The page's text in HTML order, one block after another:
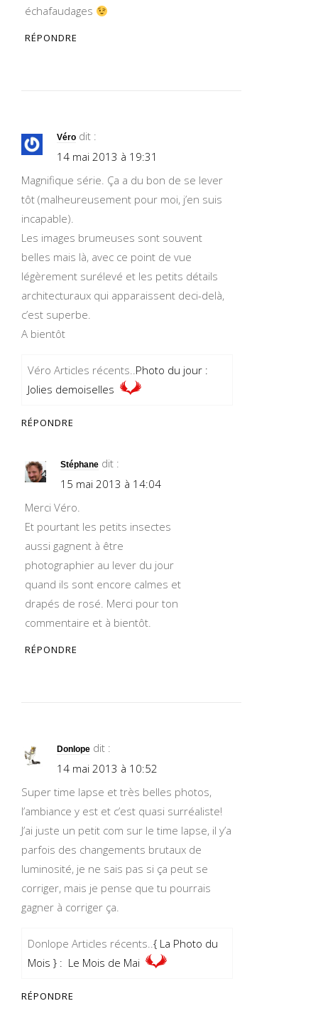
échafaudages
RÉPONDRE
Véro dit :
14 mai 2013 à 19:31
Magnifique série. Ça a du bon de se lever
tôt (malheureusement pour moi, j’en suis
incapable).
Les images brumeuses sont souvent
belles mais là, avec ce point de vue
légèrement surélevé et les petits détails
architecturaux qui apparaissent deci-delà,
c’est superbe.
A bientôt
Véro Articles récents..Photo du jour :
Jolies demoiselles
RÉPONDRE
Stéphane dit :
15 mai 2013 à 14:04
Merci Véro.
Et pourtant les petits insectes
aussi gagnent à être
photographier au lever du jour
quand ils sont encore calmes et
drapés de rosé. Merci pour ton
commentaire et à bientôt.
RÉPONDRE
Donlope dit :
14 mai 2013 à 10:52
Super time lapse et très belles photos,
l’ambiance y est et c’est quasi surréaliste!
J’ai juste un petit com sur le time lapse, il y’a
parfois des changements brutaux de
luminosité, je ne sais pas si ça peut se
corriger, mais je pense que tu pourrais
gagner à corriger ça.
Donlope Articles récents..{ La Photo du
Mois } : Le Mois de Mai
RÉPONDRE